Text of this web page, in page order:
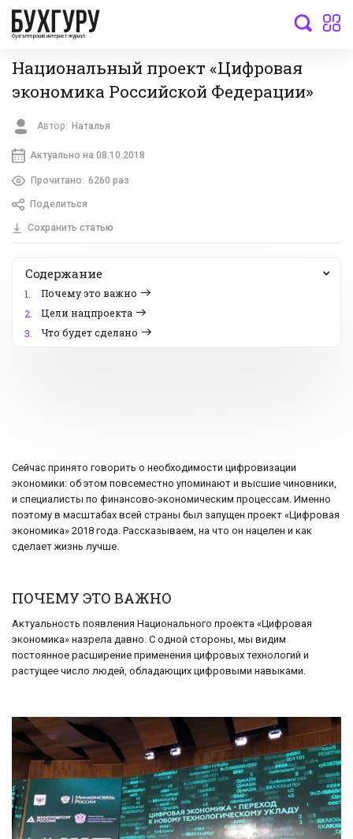
бухгалтерский интернет-журнал
Национальный проект «Цифровая
экономика Российской Федерации»
Автор: Наталья
Актуально на 08.10.2018
Прочитано: 6260 раз
Поделиться
Сохранить статью
Содержание
1.
Почему это важно
2.
Цели нацпроекта
3.
Что будет сделано
Сейчас принято говорить о необходимости цифровизации
экономики: об этом повсеместно упоминают и высшие чиновники,
и специалисты по финансово-экономическим процессам. Именно
поэтому в масштабах всей страны был запущен проект «Цифровая
экономика» 2018 года. Рассказываем, на что он нацелен и как
сделает жизнь лучше.
ПОЧЕМУ ЭТО ВАЖНО
Актуальность появления Национального проекта «Цифровая
экономика» назрела давно. С одной стороны, мы видим
постоянное расширение применения цифровых технологий и
растущее число людей, обладающих цифровыми навыками.